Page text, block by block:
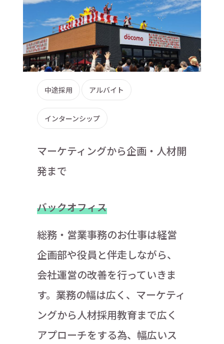
中途採用 アルバイト
インターンシップ
マーケティングから企画・人材開
発まで
バックオフィス
総務・営業事務のお仕事は経営
企画部や役員と伴走しながら、
会社運営の改善を行っていきま
す。業務の幅は広く、マーケティ
ングから人材採用教育まで広く
アプローチをする為、幅広いス